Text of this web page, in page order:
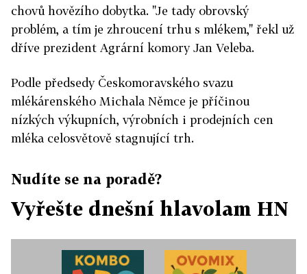
chovů hovězího dobytka. "Je tady obrovský
problém, a tím je zhroucení trhu s mlékem," řekl už
dříve prezident Agrární komory Jan Veleba.
Podle předsedy Českomoravského svazu
mlékárenského Michala Němce je příčinou
nízkých výkupních, výrobních i prodejních cen
mléka celosvětově stagnující trh.
Nudíte se na poradě?
Vyřešte dnešní hlavolam HN